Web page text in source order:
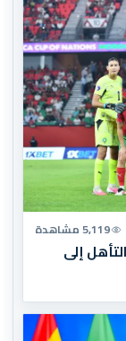
5,119 مشاهدة
إلى